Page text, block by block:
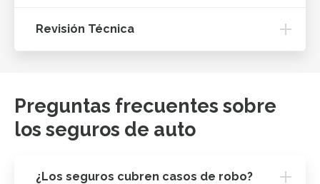
Revisión Técnica
Preguntas frecuentes sobre
los seguros de auto
¿Los seguros cubren casos de robo?